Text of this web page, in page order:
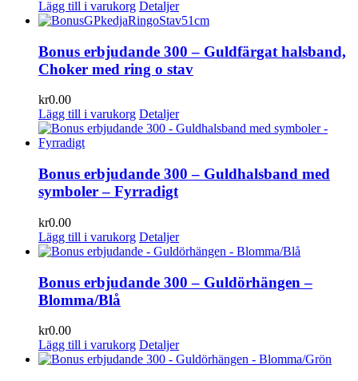
Lägg till i varukorg Detaljer
Bonus erbjudande 300 – Guldfärgat halsband,
Choker med ring o stav
kr0.00
Lägg till i varukorg Detaljer
Bonus erbjudande 300 – Guldhalsband med
symboler – Fyrradigt
kr0.00
Lägg till i varukorg Detaljer
Bonus erbjudande 300 – Guldörhängen –
Blomma/Blå
kr0.00
Lägg till i varukorg Detaljer